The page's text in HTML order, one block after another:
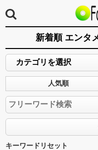
新着順 エンタ
人気順
キーワードリセット